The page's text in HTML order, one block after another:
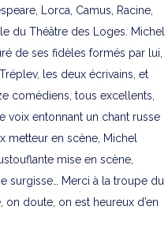
Lorca, Camus, Racine,
du Théâtre des Loges. Michel
de ses fidèles formés par lui,
les deux écrivains, et
comédiens, tous excellents,
voix entonnant un chant russe
metteur en scène, Michel
mise en scène,
surgisse… Merci à la troupe du
doute, on est heureux d’en